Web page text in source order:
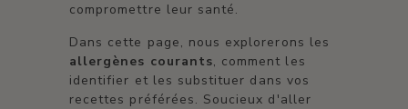
compromettre leur santé.
Dans cette page, nous explorerons les
allergènes courants, comment les
identifier et les substituer dans vos
recettes préférées. Soucieux d'aller